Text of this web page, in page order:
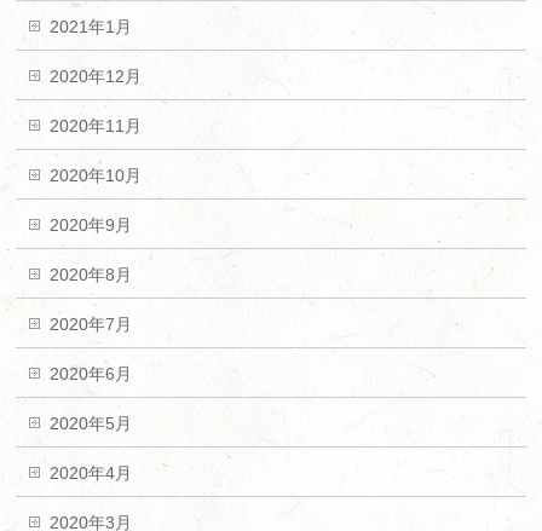
2021年1月
2020年12月
2020年11月
2020年10月
2020年9月
2020年8月
2020年7月
2020年6月
2020年5月
2020年4月
2020年3月